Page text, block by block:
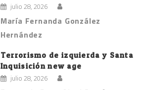
julio 28, 2026
María Fernanda González
Hernández
Terrorismo de izquierda y Santa
Inquisición new age
julio 28, 2026